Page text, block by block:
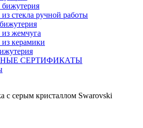
стекла ручной работы
жемчуга
керамики
СЕРТИФИКАТЫ
с серым кристаллом Swarovski